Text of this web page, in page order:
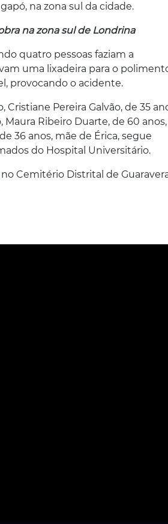
na zona sul da cidade.
na zona sul de Londrina
quatro pessoas faziam a
uma lixadeira para o
provocando o acidente.
Pereira Galvão, de 35
Ribeiro Duarte, de 60 anos,
36 anos, mãe de Érica, segue
do Hospital Universitário.
Cemitério Distrital de